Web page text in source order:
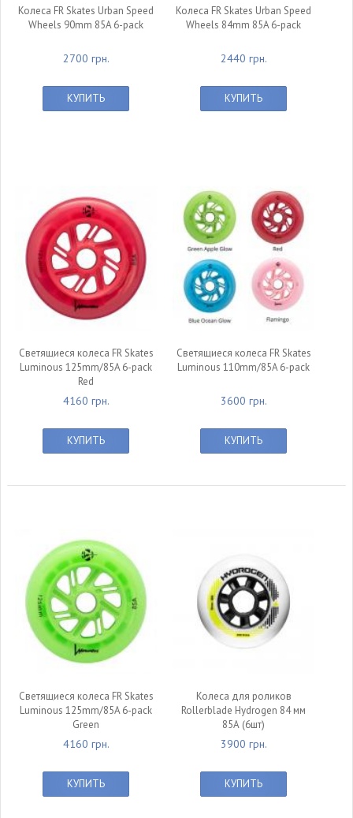
Колеса FR Skates Urban Speed
Wheels 90mm 85A 6-pack
2700 грн.
КУПИТЬ
Колеса FR Skates Urban Speed
Wheels 84mm 85A 6-pack
2440 грн.
КУПИТЬ
Светящиеся колеса FR Skates
Luminous 125mm/85A 6-pack
Red
4160 грн.
КУПИТЬ
Светящиеся колеса FR Skates
Luminous 110mm/85A 6-pack
3600 грн.
КУПИТЬ
Светящиеся колеса FR Skates
Luminous 125mm/85A 6-pack
Green
4160 грн.
КУПИТЬ
Колеса для роликов
Rollerblade Hydrogen 84 мм
85А (6шт)
3900 грн.
КУПИТЬ